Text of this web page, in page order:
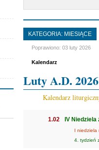
KATEGORIA: MIESIĄCE
Poprawiono: 03 luty 2026
Kalendarz
Luty A.D. 2026
Kalendarz
1.02 IV Niedziela
I niedziela
4. tydzień